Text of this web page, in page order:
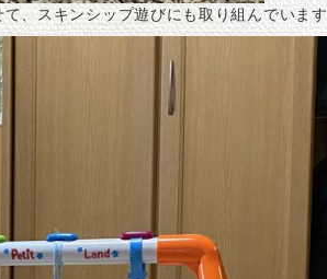
て、スキンシップ遊びにも取り組んでいます